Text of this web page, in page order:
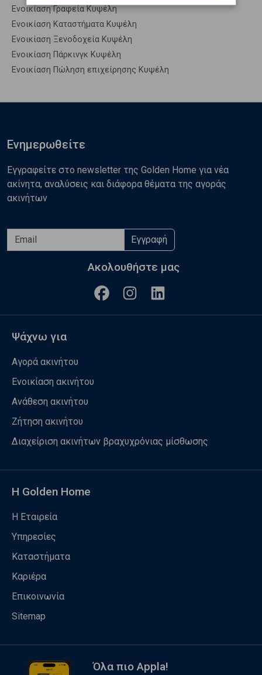
Ενοικίαση Γραφεία Κυψέλη
Ενοικίαση Καταστήματα Κυψέλη
Ενοικίαση Ξενοδοχεία Κυψέλη
Ενοικίαση Πάρκινγκ Κυψέλη
Ενοικίαση Πώληση επιχείρησης Κυψέλη
Ενημερωθείτε
Εγγραφείτε στο newsletter της Golden Home για νέα
ακίνητα, αναλύσεις και διάφορα θέματα της αγοράς
ακινήτων
Εγγραφή
Ακολουθήστε μας
Ψάχνω για
Αγορά ακινήτου
Ενοικίαση ακινήτου
Ανάθεση ακινήτου
Ζήτηση ακινήτου
Διαχείριση ακινήτων βραχυχρόνιας μίσθωσης
Η Golden Home
Η Εταιρεία
Υπηρεσίες
Καταστήματα
Καριέρα
Επικοινωνία
Sitemap
Όλα πιο Appla!